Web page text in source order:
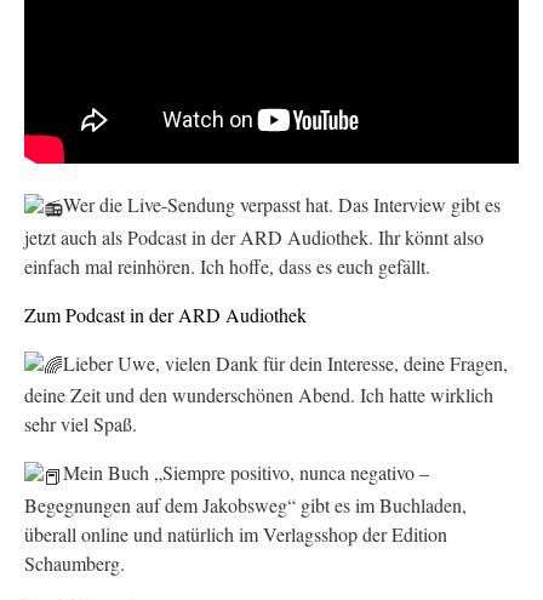
Wer die Live-Sendung verpasst hat. Das Interview gibt es
jetzt auch als Podcast in der ARD Audiothek. Ihr könnt also
einfach mal reinhören. Ich hoffe, dass es euch gefällt.
Zum Podcast in der ARD Audiothek
Lieber Uwe, vielen Dank für dein Interesse, deine Fragen,
deine Zeit und den wunderschönen Abend. Ich hatte wirklich
sehr viel Spaß.
Mein Buch „Siempre positivo, nunca negativo –
Begegnungen auf dem Jakobsweg“ gibt es im Buchladen,
überall online und natürlich im Verlagsshop der Edition
Schaumberg.